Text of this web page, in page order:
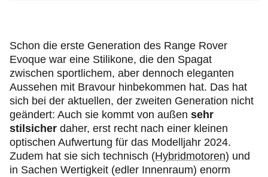
Schon die erste Generation des Range Rover
Evoque war eine Stilikone, die den Spagat
zwischen sportlichem, aber dennoch eleganten
Aussehen mit Bravour hinbekommen hat. Das hat
sich bei der aktuellen, der zweiten Generation nicht
geändert: Auch sie kommt von außen sehr
stilsicher daher, erst recht nach einer kleinen
optischen Aufwertung für das Modelljahr 2024.
Zudem hat sie sich technisch (Hybridmotoren) und
in Sachen Wertigkeit (edler Innenraum) enorm